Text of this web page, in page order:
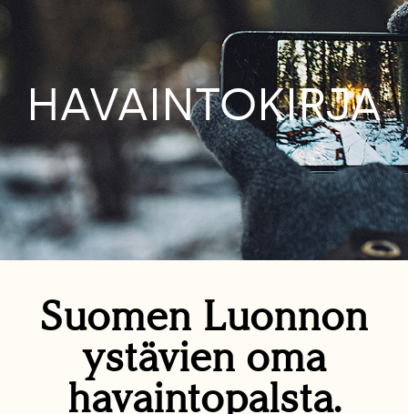
HAVAINTOKIRJA
Suomen Luonnon
ystävien oma
havaintopalsta.